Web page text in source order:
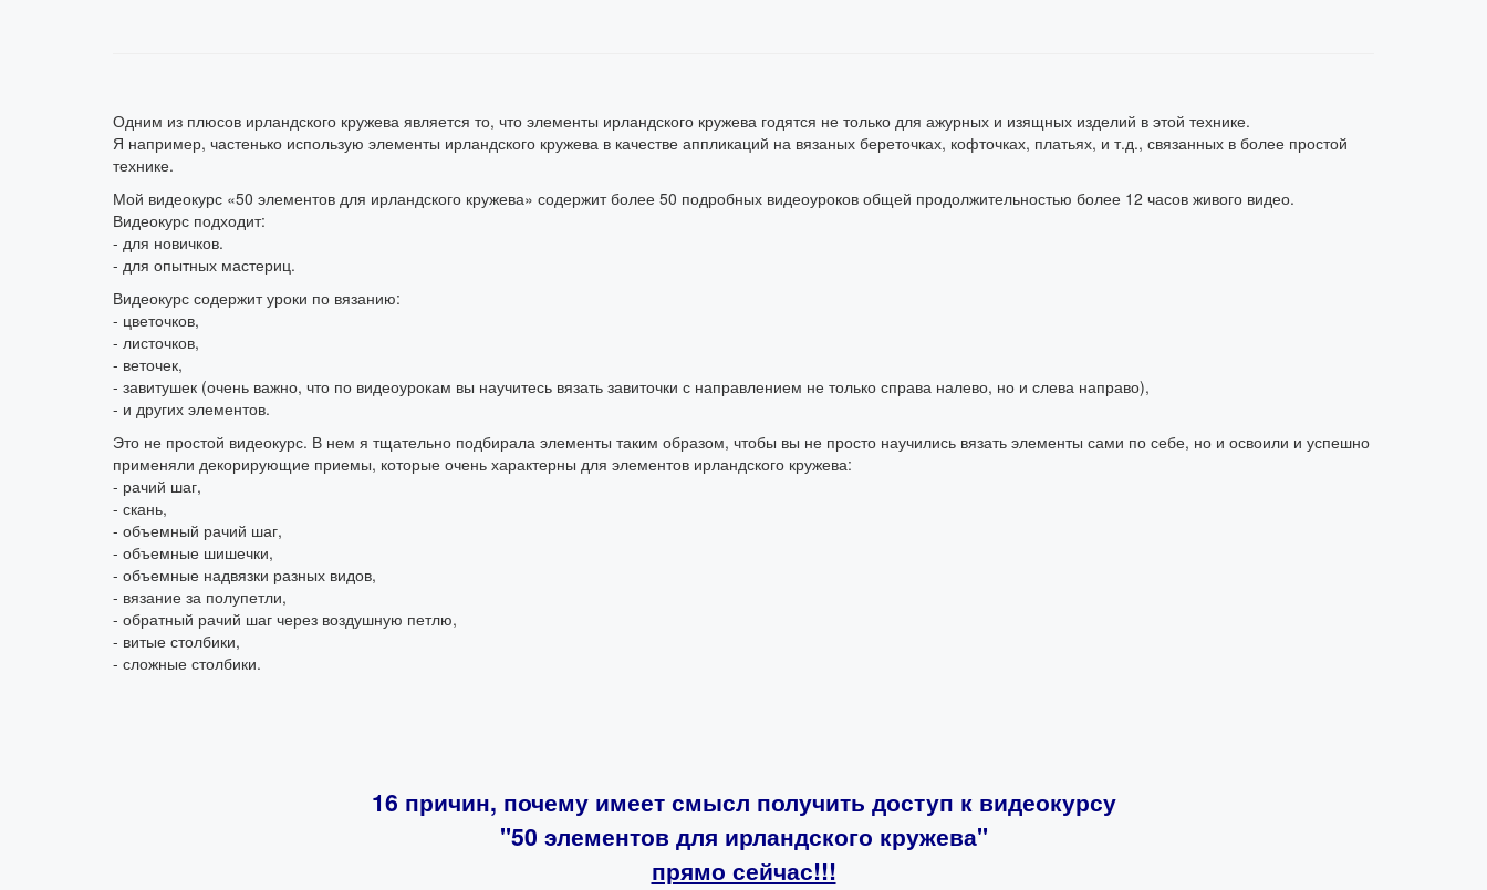
Одним из плюсов ирландского кружева является то, что элементы ирландского кружева годятся не только для ажурных и изящных изделий в этой технике.
Я например, частенько использую элементы ирландского кружева в качестве аппликаций на вязаных береточках, кофточках, платьях, и т.д., связанных в более простой
технике.
Мой видеокурс «50 элементов для ирландского кружева» содержит более 50 подробных видеоуроков общей продолжительностью более 12 часов живого видео.
Видеокурс подходит:
- для новичков.
- для опытных мастериц.
Видеокурс содержит уроки по вязанию:
- цветочков,
- листочков,
- веточек,
- завитушек (очень важно, что по видеоурокам вы научитесь вязать завиточки с направлением не только справа налево, но и слева направо),
- и других элементов.
Это не простой видеокурс. В нем я тщательно подбирала элементы таким образом, чтобы вы не просто научились вязать элементы сами по себе, но и освоили и успешно
применяли декорирующие приемы, которые очень характерны для элементов ирландского кружева:
- рачий шаг,
- скань,
- объемный рачий шаг,
- объемные шишечки,
- объемные надвязки разных видов,
- вязание за полупетли,
- обратный рачий шаг через воздушную петлю,
- витые столбики,
- сложные столбики.
16 причин, почему имеет смысл получить доступ к видеокурсу
"50 элементов для ирландского кружева"
прямо сейчас!!!